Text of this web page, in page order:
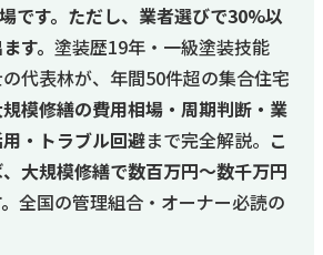
です。ただし、業者選びで30%以
す。 塗装歴19年・一級塗装技能
代表林が、年間50件超の集合住宅
模修繕の費用相場・周期判断・業
・トラブル回避まで完全解説。 こ
大規模修繕で数百万円〜数千万円
全国の管理組合・オーナー必読の